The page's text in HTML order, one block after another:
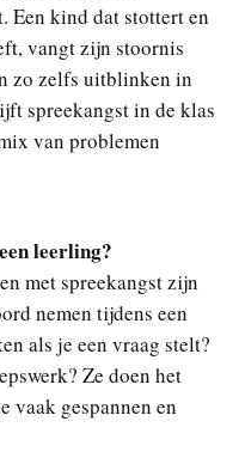
Een kind dat stottert en
vangt zijn stoornis
zo zelfs uitblinken in
spreekangst in de klas
van problemen
leerling?
met spreekangst zijn
nemen tijdens een
als je een vraag stelt?
Ze doen het
vaak gespannen en